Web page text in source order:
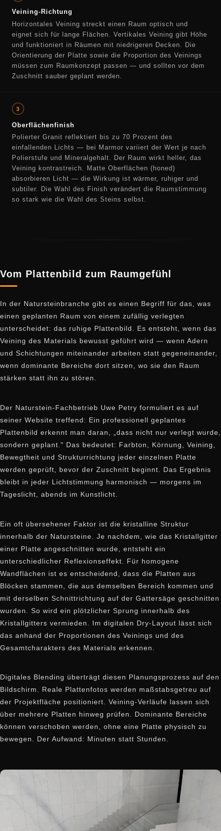
Veining-Richtung
Horizontales Veining streckt einen Raum optisch und
eignet sich für lange Flächen. Vertikales Veining gibt Höhe
und funktioniert in Räumen mit niedrigeren Decken. Die
Orientierung der Platte sowie die Proportion des Veinings
müssen zum Raumkonzept passen — und sollten vor dem
Zuschnitt sauber geplant werden.
3
Oberflächenfinish
Polierter Granit reflektiert bis zu 70 Prozent des
einfallenden Lichts — bei Marmor variiert der Wert je nach
Polierstufe und Mineralgehalt. Der Raum wirkt heller, das
Veining kontrastreich. Matte Oberflächen (honed)
absorbieren Licht — die Wirkung ist wärmer, ruhiger und
subtiler. Die Wahl des Finish verändert die Raumstimmung
so stark wie die Wahl des Steins selbst.
Vom Plattenbild zum Raumgefühl
In der Natursteinbranche gibt es einen Begriff für das, was
einen geplanten Raum von einem zufällig verlegten
unterscheidet: das ruhige Plattenbild. Es entsteht, wenn das
Veining des Materials bewusst geführt wird — wenn Adern
und Schichtungen miteinander arbeiten statt gegeneinander,
wenn dominante Bereiche dort sitzen, wo sie den Raum
stärken statt ihn zu stören.
Der Naturstein-Fachbetrieb Uwe Petry formuliert es auf
seiner Website treffend: Ein professionell geplantes
Plattenbild erkennt man daran, „dass nicht nur verlegt wurde,
sondern geplant." Das bedeutet: Farbton, Körnung, Veining,
Bewegtheit und Strukturrichtung jeder einzelnen Platte
werden geprüft, bevor der Zuschnitt beginnt. Das Ergebnis
bleibt in jeder Lichtstimmung harmonisch — morgens im
Tageslicht, abends im Kunstlicht.
Ein oft übersehener Faktor ist die kristalline Struktur
innerhalb der Natursteine. Je nachdem, wie das Kristallgitter
einer Platte angeschnitten wurde, entsteht ein
unterschiedlicher Reflexionseffekt. Für homogene
Wandflächen ist es entscheidend, dass die Platten aus
Blöcken stammen, die aus demselben Bereich kommen und
mit derselben Schnittrichtung auf der Gattersäge geschnitten
wurden. So wird ein plötzlicher Sprung innerhalb des
Kristallgitters vermieden. Im digitalen Dry-Layout lässt sich
das anhand der Proportionen des Veinings und des
Gesamtcharakters des Materials erkennen.
Digitales Blending überträgt diesen Planungsprozess auf den
Bildschirm. Reale Plattenfotos werden maßstabsgetreu auf
der Projektfläche positioniert. Veining-Verläufe lassen sich
über mehrere Platten hinweg prüfen. Dominante Bereiche
können verschoben werden, ohne eine Platte physisch zu
bewegen. Der Aufwand: Minuten statt Stunden.